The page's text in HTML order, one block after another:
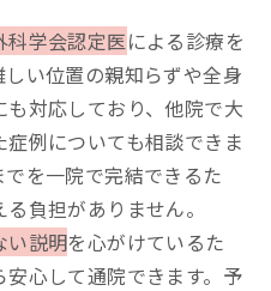
科学会認定医による診療を
い位置の親知らずや全身
対応しており、他院で大
例についても相談できま
を一院で完結できるた
負担がありません。
い説明を心がけているた
心して通院できます。予